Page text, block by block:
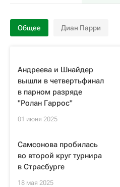
Общее Диан Парри
Андреева и Шнайдер
вышли в четвертьфинал
в парном разряде
"Ролан Гаррос"
01 июня 2025
Самсонова пробилась
во второй круг турнира
в Страсбурге
18 мая 2025